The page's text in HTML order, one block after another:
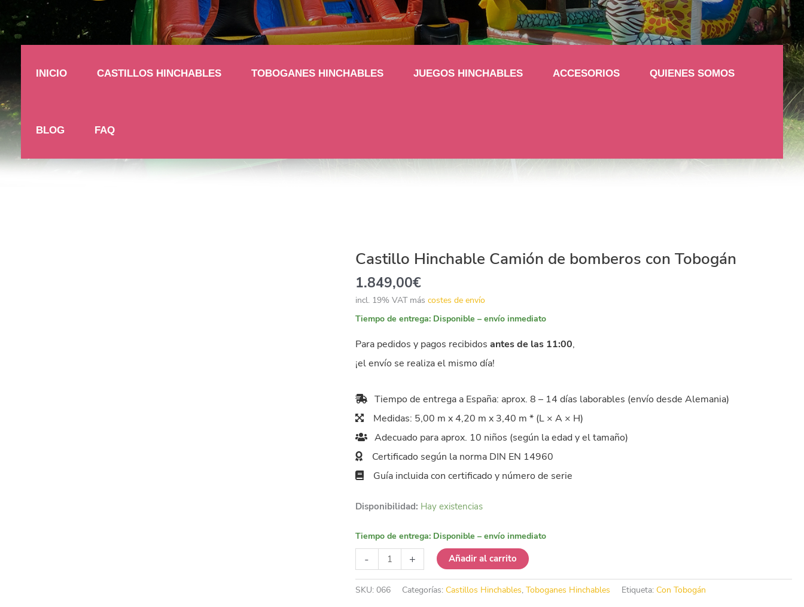
INICIO CASTILLOS HINCHABLES TOBOGANES HINCHABLES JUEGOS HINCHABLES ACCESORIOS QUIENES SOMOS
BLOG FAQ
Castillo Hinchable Camión de bomberos con Tobogán
1.849,00€
incl. 19% VAT más costes de envío
Tiempo de entrega: Disponible – envío inmediato
Para pedidos y pagos recibidos antes de las 11:00,
¡el envío se realiza el mismo día!
Tiempo de entrega a España: aprox. 8 – 14 días laborables (envío desde Alemania)
Medidas: 5,00 m x 4,20 m x 3,40 m * (L × A × H)
Adecuado para aprox. 10 niños (según la edad y el tamaño)
Certificado según la norma DIN EN 14960
Guía incluida con certificado y número de serie
Disponibilidad: Hay existencias
Tiempo de entrega: Disponible – envío inmediato
-
Hinchable
Camión
+ Añadir al carrito
SKU: 066 Categorías: Castillos Hinchables, Toboganes Hinchables Etiqueta: Con Tobogán